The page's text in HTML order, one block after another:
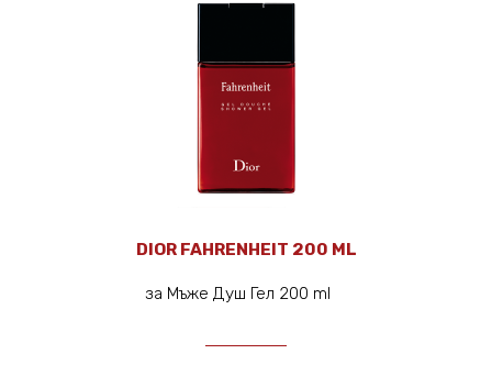
DIOR FAHRENHEIT 200 ML
за Мъже Душ Гел 200 ml